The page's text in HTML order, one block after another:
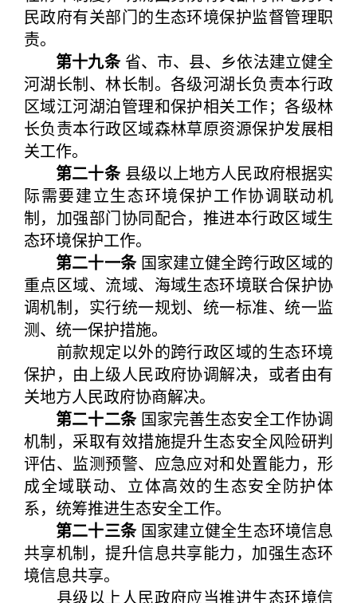
民政府有关部门的生态环境保护监督管理职
责。
第十九条省、市、县、乡依法建立健全
河湖长制、林长制。各级河湖长负责本行政
区域江河湖泊管理和保护相关工作；各级林
长负责本行政区域森林草原资源保护发展相
关工作。
第二十条县级以上地方人民政府根据实
际需要建立生态环境保护工作协调联动机
制，加强部门协同配合，推进本行政区域生
态环境保护工作。
第二十一条国家建立健全跨行政区域的
重点区域、流域、海域生态环境联合保护协
调机制，实行统一规划、统一标准、统一监
测、统一保护措施。
前款规定以外的跨行政区域的生态环境
保护，由上级人民政府协调解决，或者由有
关地方人民政府协商解决。
第二十二条国家完善生态安全工作协调
机制，采取有效措施提升生态安全风险研判
评估、监测预警、应急应对和处置能力，形
成全域联动、立体高效的生态安全防护体
系，统筹推进生态安全工作。
第二十三条国家建立健全生态环境信息
共享机制，提升信息共享能力，加强生态环
境信息共享。
县级以上人民政府应当推进生态环境信